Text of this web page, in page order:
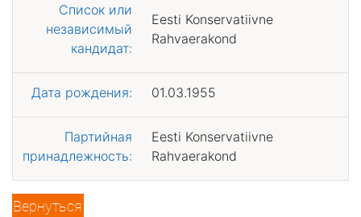
Список или
независимый
кандидат:
Eesti Konservatiivne
Rahvaerakond
Дата рождения: 01.03.1955
Партийная
принадлежность:
Eesti Konservatiivne
Rahvaerakond
Вернуться